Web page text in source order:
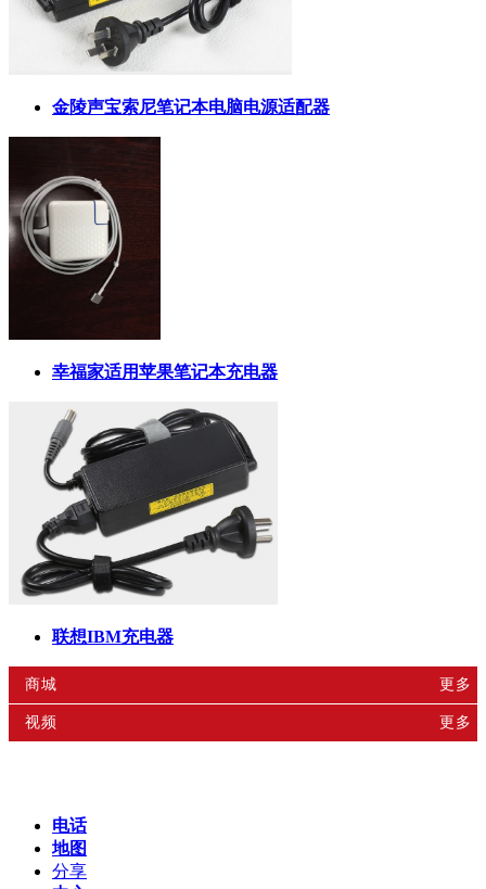
金陵声宝索尼笔记本电脑电源适配器
幸福家适用苹果笔记本充电器
联想IBM充电器
商城 更多
视频 更多
电话
地图
分享